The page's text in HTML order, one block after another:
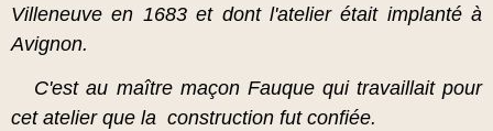
Villeneuve en 1683 et dont l'atelier était implanté à
Avignon.
C'est au maître maçon Fauque qui travaillait pour
cet atelier que la construction fut confiée.